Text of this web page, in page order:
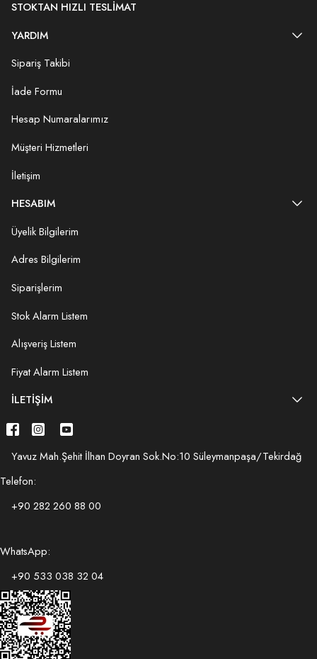
STOKTAN HIZLI TESLIMAT
YARDIM
Sipariş Takibi
İade Formu
Hesap Numaralarımız
Müşteri Hizmetleri
İletişim
HESABIM
Üyelik Bilgilerim
Adres Bilgilerim
Siparişlerim
Stok Alarm Listem
Alışveriş Listem
Fiyat Alarm Listem
İLETIŞIM
Yavuz Mah.Şehit İlhan Doyran Sok.No:10 Süleymanpaşa/Tekirdağ
Telefon:
+90 282 260 88 00
WhatsApp:
+90 533 038 32 04